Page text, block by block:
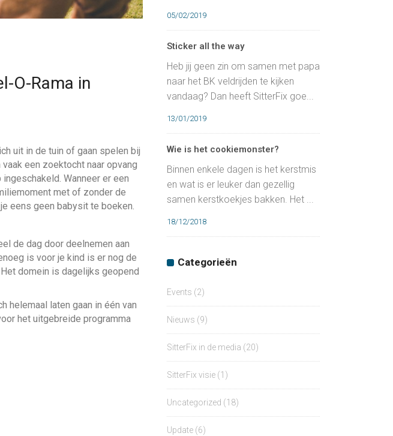
O-Rama in
uit in de tuin of gaan spelen bij
een zoektocht naar opvang
ingeschakeld. Wanneer er een
met of zonder de
eens geen babysit te boeken.
de dag door deelnemen aan
is voor je kind is er nog de
domein is dagelijks geopend
helemaal laten gaan in één van
het uitgebreide programma
05/02/2019
Sticker all the way
Heb jij geen zin om samen met papa
naar het BK veldrijden te kijken
vandaag? Dan heeft SitterFix goe...
13/01/2019
Wie is het cookiemonster?
Binnen enkele dagen is het kerstmis
en wat is er leuker dan gezellig
samen kerstkoekjes bakken. Het ...
18/12/2018
Categorieën
Events (2)
Nieuws (9)
SitterFix in de media (20)
SitterFix visie (1)
Uncategorized (18)
Update (6)